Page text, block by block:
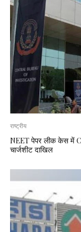
राष्ट्रीय
NEET पेपर लीक केस में
चार्जशीट दाखिल